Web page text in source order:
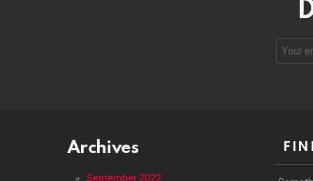
Archives
September 2022